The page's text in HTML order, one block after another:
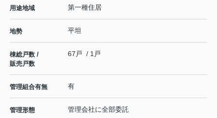
用途地域 第一種住居
地勢 平坦
棟総戸数 /
販売戸数
67戸 / 1戸
管理組合有無 有
管理形態 管理会社に全部委託